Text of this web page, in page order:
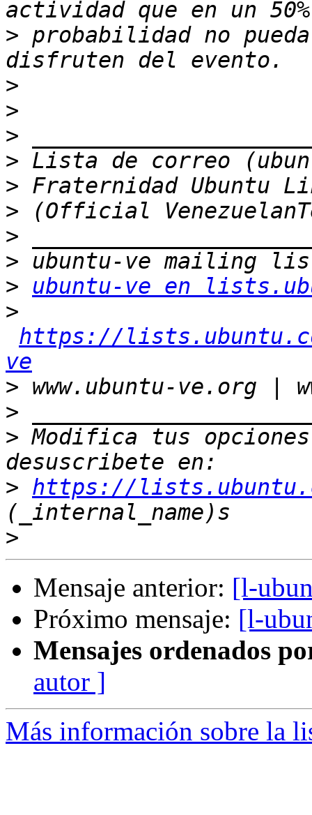
> probabilidad no
>
>
>
>
>
>
>
>
>
ubuntu-ve en
>
https://
ve
>
>
> Modifica tus
> https://
>
Mensaje anterior: [l-
Próximo mensaje: [l-
Mensajes ordenados
autor ]
Más información sobre la